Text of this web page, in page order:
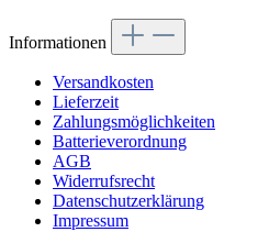
Informationen
Versandkosten
Lieferzeit
Zahlungsmöglichkeiten
Batterieverordnung
AGB
Widerrufsrecht
Datenschutzerklärung
Impressum